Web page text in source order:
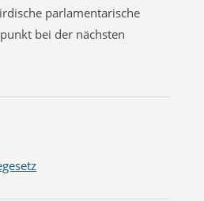
parlamentarische
bei der nächsten